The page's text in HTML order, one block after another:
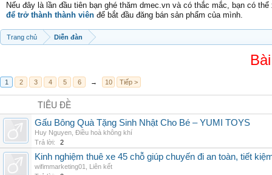
Nếu đây là lần đầu tiên bạn ghé thăm dmec.vn và có thắc mắc, bạn có
để trở thành thành viên để bắt đầu đăng bán sản phẩm của mình.
Trang chủ Diễn đàn
1 2 3 4 5 6 → 10 Tiếp >
TIÊU ĐỀ
Gấu Bông Quà Tặng Sinh Nhật Cho Bé – YUMI TOYS
Huy Nguyen Điều hoà không khí
Trả lời:
2
Kinh nghiệm thuê xe 45 chỗ giúp chuyến đi an toàn, tiết
wifimmarketing01
Liên kết